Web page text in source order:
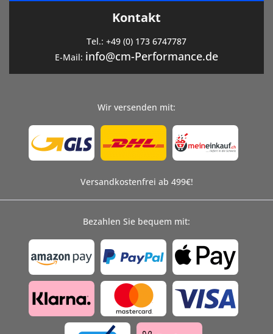
Kontakt
Tel.: +49 (0) 173 6747787
E-Mail: info@cm-Performance.de
Wir versenden mit:
Versandkostenfrei ab 499€!
Bezahlen Sie bequem mit: